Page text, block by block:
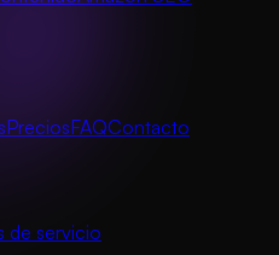
PreciosFAQContacto
de servicio